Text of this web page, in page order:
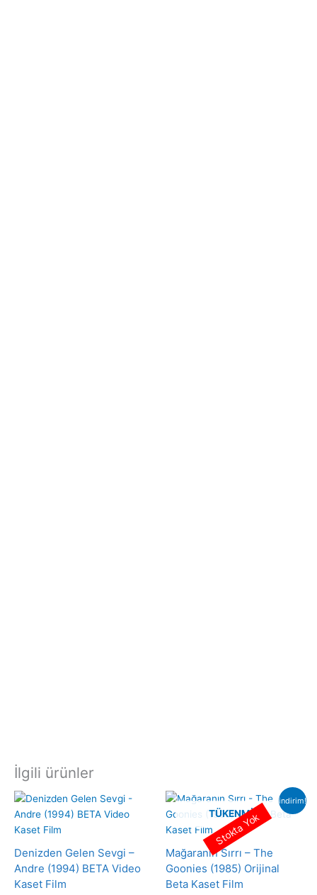
İlgili ürünler
Denizden Gelen Sevgi –
Andre (1994) BETA Video
Kaset Film
indirim!
TÜKENMIŞ
Mağaranın Sırrı – The
Goonies (1985) Orijinal
Beta Kaset Film
Stokta Yok